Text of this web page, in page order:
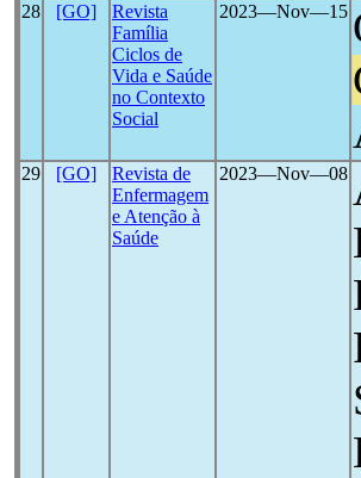
28 [GO]
Revista
Família
Ciclos de
Vida e Saúde
no Contexto
Social
2023―Nov―15
29 [GO]
Revista de
Enfermagem
e Atenção à
Saúde
2023―Nov―08